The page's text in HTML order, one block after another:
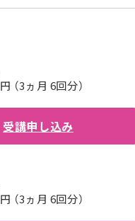
円 （3ヵ月 6回分）
受講申し込み
円 （3ヵ月 6回分）